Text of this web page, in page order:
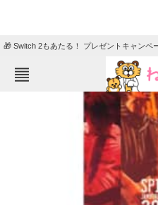
🎁 Switch 2もあたる！ プレゼントキャンペ
ねとらぼメニュー